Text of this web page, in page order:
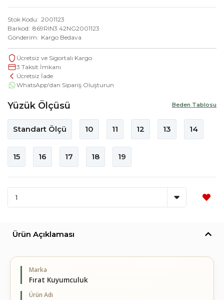
Stok Kodu 2001123
Barkod 869RIN3.42NG2001123
Gönderim
Kargo Bedava
Ücretsiz ve Sigortalı Kargo
3 Taksit İmkanı
Ücretsiz İade
WhatsApp'dan Sipariş Oluşturun
Beden Tablosu
Yüzük Ölçüsü
Standart Ölçü 10 11 12 13 14
15 16 17 18 19
Ürün Açıklaması
Marka
Fırat Kuyumculuk
Ürün Adı